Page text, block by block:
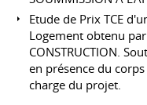
Etude de Prix TCE
Logement obtenu
CONSTRUCTION.
en présence du
charge du projet.